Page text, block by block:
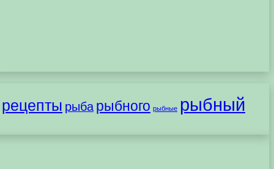
рецепты рыба рыбного рыбные рыбный